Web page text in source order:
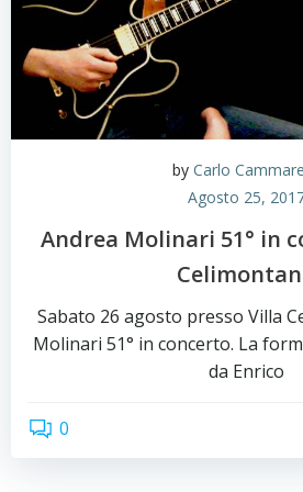
by Carlo
Agosto 25,
Andrea Molinari 51° in
Sabato 26 agosto presso Villa
Molinari 51° in concerto. La
da Enrico
0